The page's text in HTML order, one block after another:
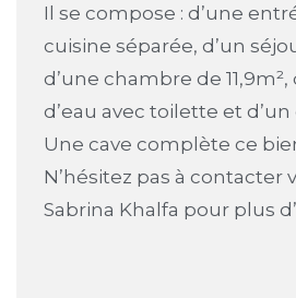
Il se compose : d’une
cuisine séparée, d’un
d’une chambre de 11,9m²,
d’eau avec toilette et d’un
Une cave complète ce
N’hésitez pas à contacter
Sabrina Khalfa pour plus